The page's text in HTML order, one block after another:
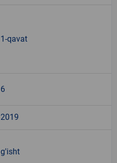
1-qavat
6
2019
g'isht